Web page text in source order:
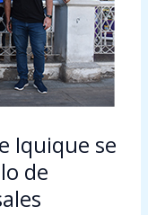
Iquique se
de